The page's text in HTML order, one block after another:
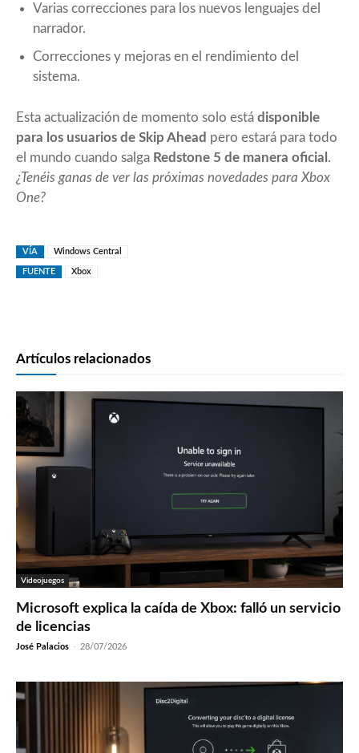
Varias correcciones para los nuevos lenguajes del
narrador.
Correcciones y mejoras en el rendimiento del
sistema.
Esta actualización de momento solo está disponible
para los usuarios de Skip Ahead pero estará para todo
el mundo cuando salga Redstone 5 de manera oficial .
¿Tenéis ganas de ver las próximas novedades para Xbox
One?
VÍA Windows Central
FUENTE Xbox
Artículos relacionados
Videojuegos
Microsoft explica la caída de Xbox: falló un servicio
de licencias
José Palacios - 28/07/2026